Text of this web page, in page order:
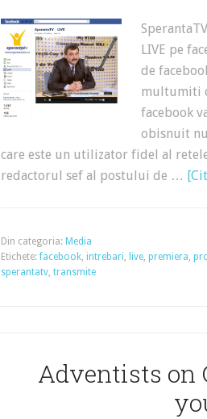
LIVE pe
de
multumiti
facebook
obisnuit
care este un utilizator fidel al
redactorul sef al postului de …
Din categoria: Media
Etichete:facebook, intrebari, live, premiera,
sperantatv, transmite
Adventists on